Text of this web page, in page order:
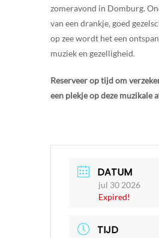
zomeravond in Domburg.
van een drankje, goed
op zee wordt het een
muziek en gezelligheid.
Reserveer op tijd om
een plekje op deze muzikale
DATUM
jul 30 2026
Expired!
TIJD